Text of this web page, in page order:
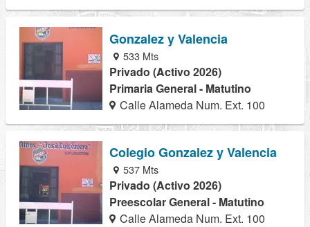
Gonzalez y Valencia
533 Mts
Privado (Activo 2026)
Primaria General - Matutino
Calle Alameda Num. Ext. 100
Colegio Gonzalez y Valencia
537 Mts
Privado (Activo 2026)
Preescolar General - Matutino
Calle Alameda Num. Ext. 100